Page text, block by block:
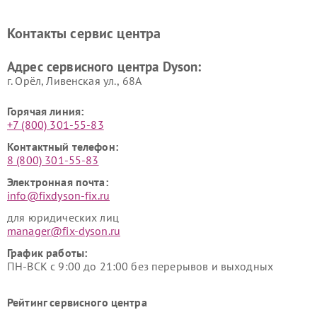
Контакты сервис центра
Адрес сервисного центра Dyson:
г. Орёл, Ливенская ул., 68А
Горячая линия:
+7 (800) 301-55-83
Контактный телефон:
8 (800) 301-55-83
Электронная почта:
info@fixdyson-fix.ru
для юридических лиц
manager@fix-dyson.ru
График работы:
ПН-ВСК с 9:00 до 21:00 без перерывов и выходных
Рейтинг сервисного центра